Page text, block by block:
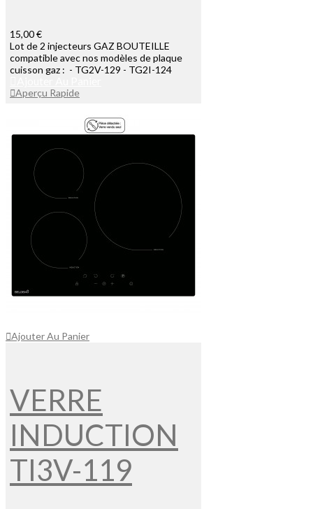
15,00 €
Lot de 2 injecteurs GAZ BOUTEILLE
compatible avec nos modèles de plaque
cuisson gaz : - TG2V-129 - TG2I-124
Aperçu Rapide
Ajouter Au Panier
VERRE
INDUCTION
TI3V-119